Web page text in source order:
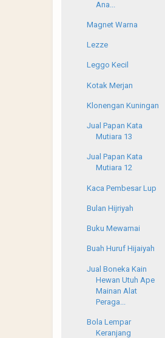
Ana...
Magnet Warna
Lezze
Leggo Kecil
Kotak Merjan
Klonengan Kuningan
Jual Papan Kata
Mutiara 13
Jual Papan Kata
Mutiara 12
Kaca Pembesar Lup
Bulan Hijriyah
Buku Mewarnai
Buah Huruf Hijaiyah
Jual Boneka Kain
Hewan Utuh Ape
Mainan Alat
Peraga...
Bola Lempar
Keranjang